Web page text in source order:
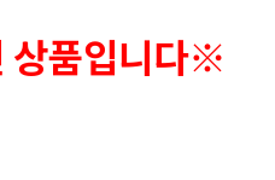
상품입니다※